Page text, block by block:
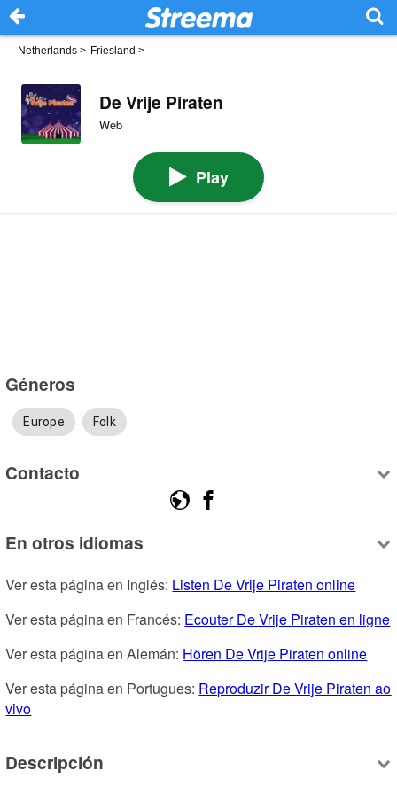
Netherlands > Friesland >
De Vrije Piraten
Web
Play
Géneros
Europe Folk
Contacto
En otros idiomas
Ver esta página en Inglés: Listen De Vrije Piraten online
Ver esta página en Francés: Ecouter De Vrije Piraten en ligne
Ver esta página en Alemán: Hören De Vrije Piraten online
Ver esta página en Portugues: Reproduzir De Vrije Piraten ao
vivo
Descripción